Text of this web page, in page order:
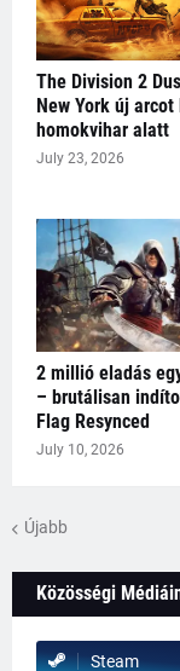
The Division 2
New York új arcot
homokvihar alatt
July 23, 2026
2 millió eladás
– brutálisan
Flag Resynced
July 10, 2026
Újabb
Közösségi
Steam